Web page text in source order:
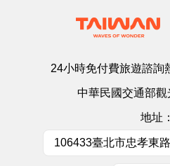
24小時免付費旅遊諮詢
中華民國交通部
地址：
106433臺北市忠孝東